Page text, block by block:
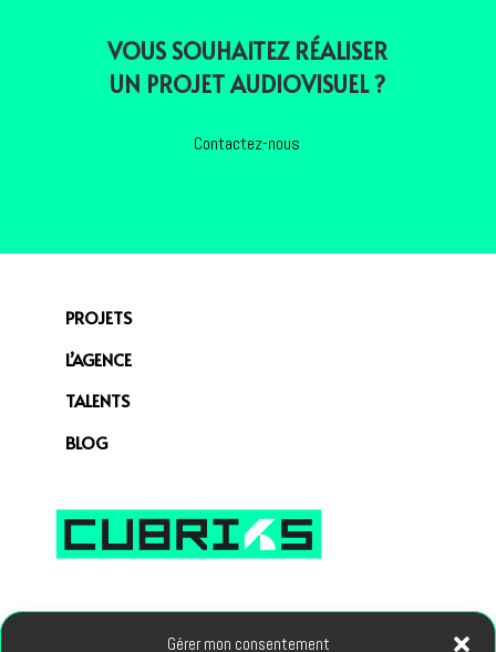
Gérer mon consentement
VOUS SOUHAITEZ RÉALISER
UN PROJET AUDIOVISUEL ?
Contactez-nous
PROJETS
L’AGENCE
TALENTS
BLOG